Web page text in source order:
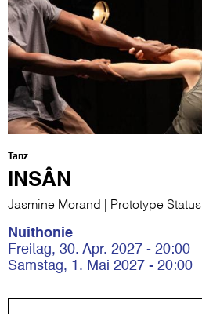
Tanz
INSÂN
Jasmine Morand | Prototype Status
Nuithonie
Freitag, 30. Apr. 2027 - 20:00
Samstag, 1. Mai 2027 - 20:00